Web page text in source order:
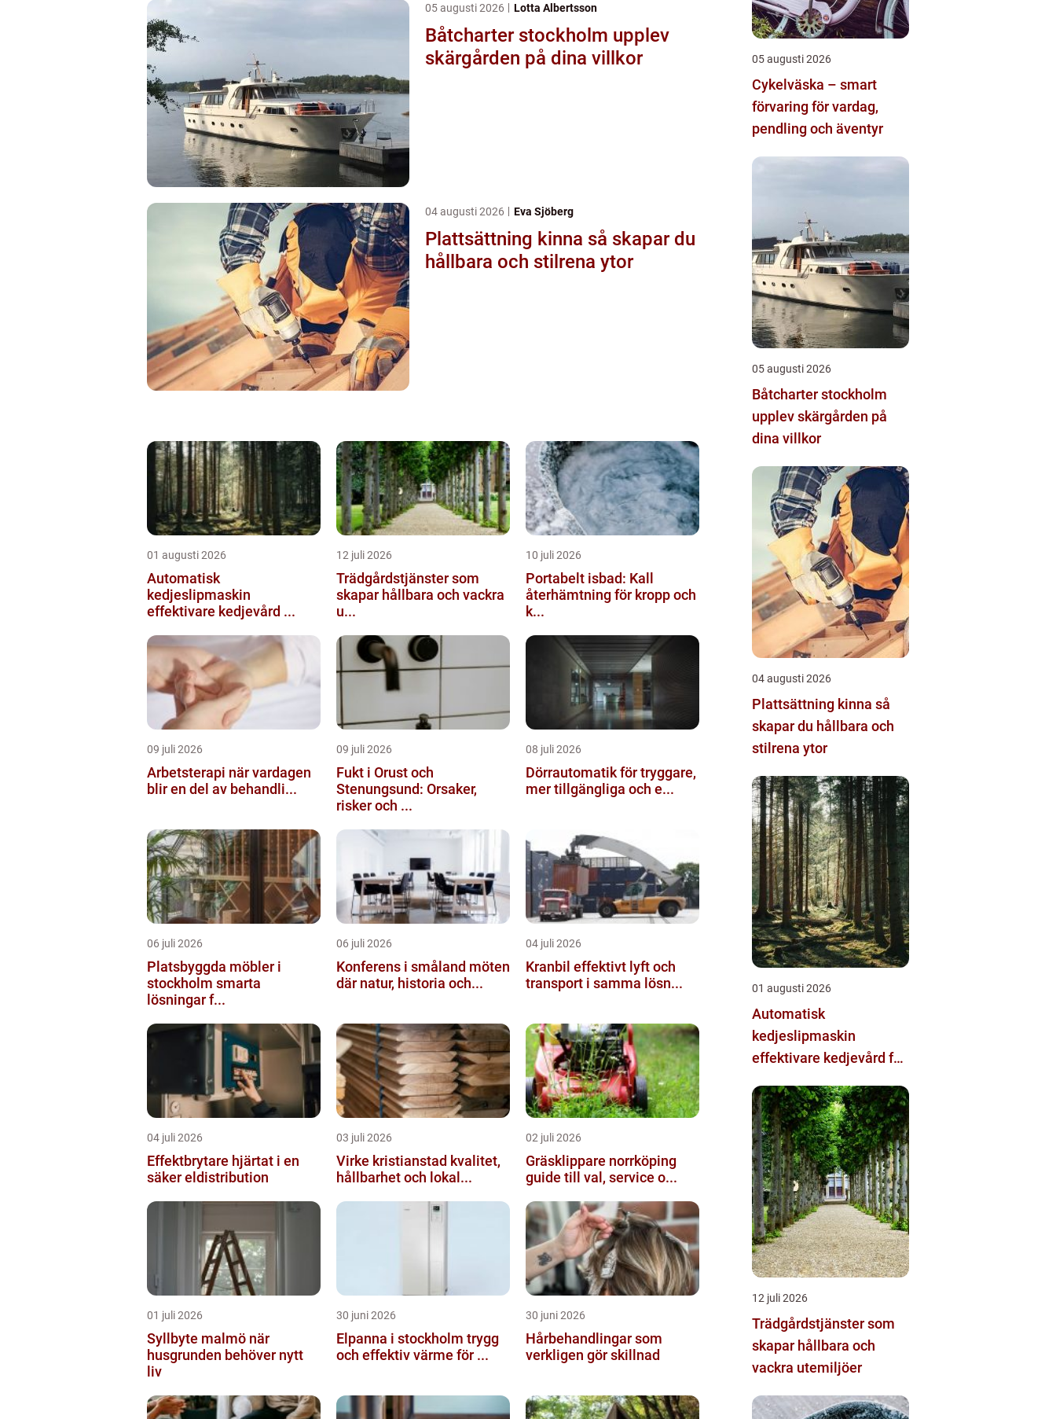
05 augusti 2026 Lotta Albertsson
Båtcharter stockholm upplev
skärgården på dina villkor
04 augusti 2026 Eva Sjöberg
Plattsättning kinna så skapar du
hållbara och stilrena ytor
01 augusti 2026
Automatisk
kedjeslipmaskin
effektivare kedjevård ...
12 juli 2026
Trädgårdstjänster som
skapar hållbara och vackra
u...
10 juli 2026
Portabelt isbad: Kall
återhämtning för kropp och
k...
09 juli 2026
Arbetsterapi när vardagen
blir en del av behandli...
09 juli 2026
Fukt i Orust och
Stenungsund: Orsaker,
risker och ...
08 juli 2026
Dörrautomatik för tryggare,
mer tillgängliga och e...
06 juli 2026
Platsbyggda möbler i
stockholm smarta
lösningar f...
06 juli 2026
Konferens i småland möten
där natur, historia och...
04 juli 2026
Kranbil effektivt lyft och
transport i samma lösn...
04 juli 2026
Effektbrytare hjärtat i en
säker eldistribution
03 juli 2026
Virke kristianstad kvalitet,
hållbarhet och lokal...
02 juli 2026
Gräsklippare norrköping
guide till val, service o...
01 juli 2026
Syllbyte malmö när
husgrunden behöver nytt
liv
30 juni 2026
Elpanna i stockholm trygg
och effektiv värme för ...
30 juni 2026
Hårbehandlingar som
verkligen gör skillnad
05 augusti 2026
Cykelväska – smart
förvaring för vardag,
pendling och äventyr
05 augusti 2026
Båtcharter stockholm
upplev skärgården på
dina villkor
04 augusti 2026
Plattsättning kinna så
skapar du hållbara och
stilrena ytor
01 augusti 2026
Automatisk
kedjeslipmaskin
effektivare kedjevård för
12 juli 2026
Trädgårdstjänster som
skapar hållbara och
vackra utemiljöer